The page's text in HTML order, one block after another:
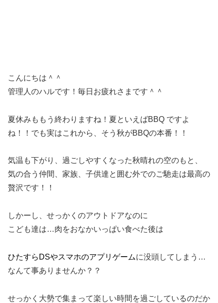
こんにちは＾＾
管理人のハルです！毎日お疲れさまです＾＾
夏休みももう終わりますね！夏といえばBBQ ですよ
ね！！でも実はこれから、そう秋がBBQの本番！！
気温も下がり、過ごしやすくなった秋晴れの空のもと、
気の合う仲間、家族、子供達と囲む外でのご馳走は最高の
贅沢です！！
しかーし、せっかくのアウトドアなのに
こども達は…肉をおなかいっぱい食べた後は
ひたすらDSやスマホのアプリゲームに没頭してしまう…
なんて事ありませんか？？
せっかく大勢で集まって楽しい時間を過ごしているのだか